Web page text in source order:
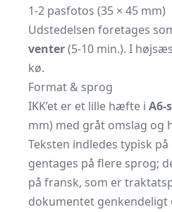
1-2 pasfotos (35 × 45 mm)
Udstedelsen foretages
venter(5-10 min.). I
kø.
Format & sprog
IKK’et er et lille hæfte i A6-
mm) med gråt omslag og
Teksten indledes typisk
gentages på flere sprog;
på fransk, som er
dokumentet